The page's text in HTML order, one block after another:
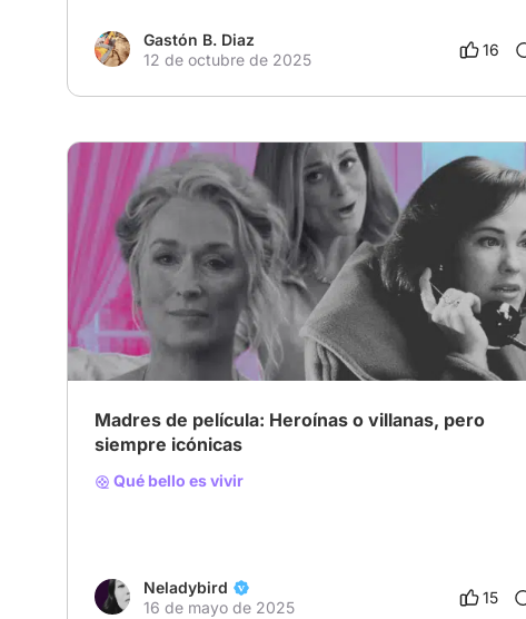
Gastón B. Diaz
12 de octubre de 2025
16
Madres de película: Heroínas o villanas, pero
siempre icónicas
Qué bello es vivir
Neladybird
16 de mayo de 2025
15